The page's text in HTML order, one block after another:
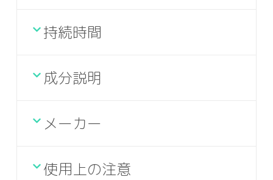
持続時間
成分説明
メーカー
使用上の注意